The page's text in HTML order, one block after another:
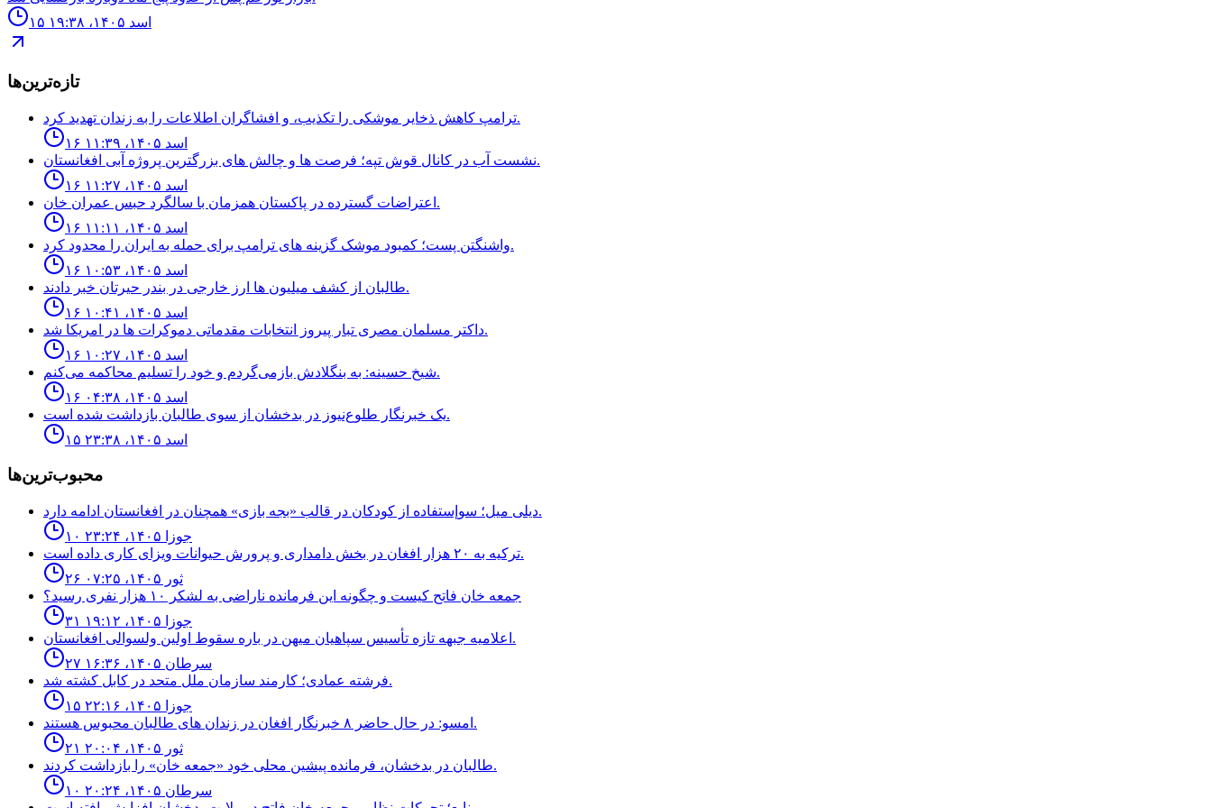
۱۵ اسد ۱۴۰۵، ۱۹:۳۸
تازه‌ترین‌ها
ترامپ كاهش ذخاير موشكى را تكذيب، و افشاگران اطلاعات را به زندان تهديد كرد.
۱۶ اسد ۱۴۰۵، ۱۱:۳۹
نشست آب در كانال قوش تپه؛ فرصت ها و چالش هاى بزرگترين پروژه آبى افغانستان.
۱۶ اسد ۱۴۰۵، ۱۱:۲۷
اعتراضات گسترده در پاكستان همزمان با سالگرد حبس عمران خان.
۱۶ اسد ۱۴۰۵، ۱۱:۱۱
واشنگتن پست؛ كمبود موشک گزينه هاى ترامپ براى حمله به ايران را محدود كرد.
۱۶ اسد ۱۴۰۵، ۱۰:۵۳
طالبان از كشف ميليون ها ارز خارجى در بندر حيرتان خبر دادند.
۱۶ اسد ۱۴۰۵، ۱۰:۴۱
داكتر مسلمان مصرى تبار پيروز انتخابات مقدماتى دموكرات ها در امريكا شد.
۱۶ اسد ۱۴۰۵، ۱۰:۲۷
شیخ حسینه: به بنگلادش بازمی‌گردم و خود را تسلیم محاکمه می‌کنم.
۱۶ اسد ۱۴۰۵، ۰۴:۳۸
یک خبرنگار طلوع‌نیوز در بدخشان از سوی طالبان بازداشت شده است.
۱۵ اسد ۱۴۰۵، ۲۳:۳۸
محبوب‌ترین‌ها
ديلى ميل؛ سوإستفاده از كودكان در قالب «بجه بازى» همچنان در افغانستان ادامه دارد.
۱۰ جوزا ۱۴۰۵، ۲۳:۲۴
ترکیه به ۲۰ هزار افغان در بخش دامداری و پرورش حیوانات ویزای کاری داده است.
۲۶ ثور ۱۴۰۵، ۰۷:۲۵
جمعه خان فاتح كيست و چگونه اين فرمانده ناراضى به لشكر ١٠ هزار نفرى رسيد؟
۳۱ جوزا ۱۴۰۵، ۱۹:۱۲
اعلاميه جبهه تازه تأسيس سپاهيان ميهن در باره سقوط اولين ولسوالى افغانستان.
۲۷ سرطان ۱۴۰۵، ۱۶:۳۶
فرشته عمادى؛ كارمند سازمان ملل متحد در كابل كشته شد.
۱۵ جوزا ۱۴۰۵، ۲۲:۱۶
امسو: در حال حاضر ۸ خبرنگار افغان در زندان‌ های طالبان محبوس هستند.
۲۱ ثور ۱۴۰۵، ۲۰:۰۴
طالبان در بدخشان، فرمانده پیشین محلی خود «جمعه خان» را بازداشت کردند.
۱۰ سرطان ۱۴۰۵، ۲۰:۲۴